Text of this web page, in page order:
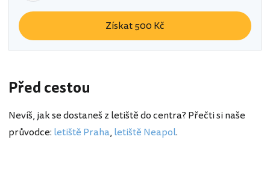
Získat 500 Kč
Před cestou
Nevíš, jak se dostaneš z letiště do centra? Přečti si naše
průvodce: letiště Praha, letiště Neapol.